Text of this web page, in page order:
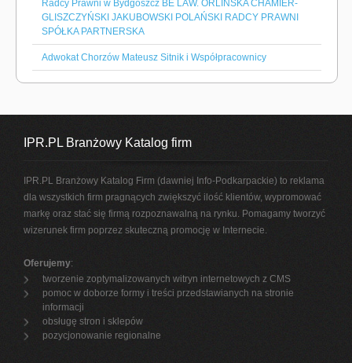
Radcy Prawni w Bydgoszcz BE LAW. ORLIŃSKA CHAMIER-
GLISZCZYŃSKI JAKUBOWSKI POLAŃSKI RADCY PRAWNI
SPÓŁKA PARTNERSKA
Adwokat Chorzów Mateusz Sitnik i Współpracownicy
IPR.PL Branżowy Katalog firm
IPR.PL Branżowy Katalog Firm (dawniej Info-Podkarpackie) to reklama
dla wszystkich firm pragnących zwiększyć ilość klientów, wypromować
markę oraz stać się firmą rozpoznawalną na rynku. Pomagamy tworzyć
wizerunek firm poprzez skuteczną promocję w Internecie.
Oferujemy:
tworzenie zoptymalizowanych witryn internetowych z CMS
pomoc w doborze formy i treści przedstawianych na stronie
informacji
obsługę stron i sklepów
pozycjonowanie regionalne